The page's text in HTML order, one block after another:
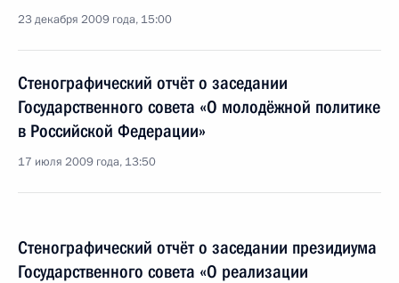
23 декабря 2009 года, 15:00
Стенографический отчёт о заседании
Государственного совета «О молодёжной политике
в Российской Федерации»
17 июля 2009 года, 13:50
Стенографический отчёт о заседании президиума
Государственного совета «О реализации